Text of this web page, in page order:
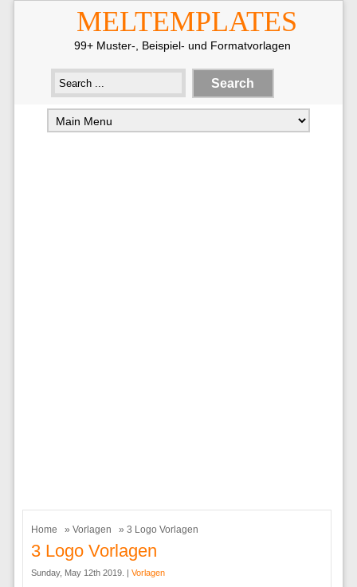
MELTEMPLATES
99+ Muster-, Beispiel- und Formatvorlagen
Home » Vorlagen » 3 Logo Vorlagen
3 Logo Vorlagen
Sunday, May 12th 2019. | Vorlagen